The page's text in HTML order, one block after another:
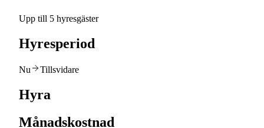
Upp till 5 hyresgäster
Hyresperiod
Nu Tillsvidare
Hyra
Månadskostnad